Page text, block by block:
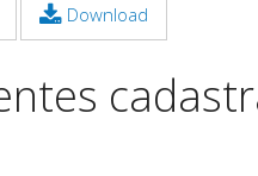
Download